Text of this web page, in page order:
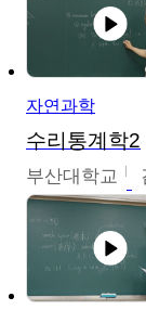
자연과학
수리통계학2
부산대학교